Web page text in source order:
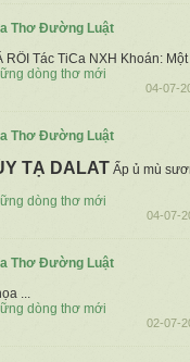
Thơ Đường Luật
RỒI Tác TiCa NXH Khoán: Một
dòng thơ mới
04-07-
Thơ Đường Luật
TẠ DALAT Ấp ủ mù
dòng thơ mới
04-07-
Thơ Đường Luật
...
dòng thơ mới
02-07-